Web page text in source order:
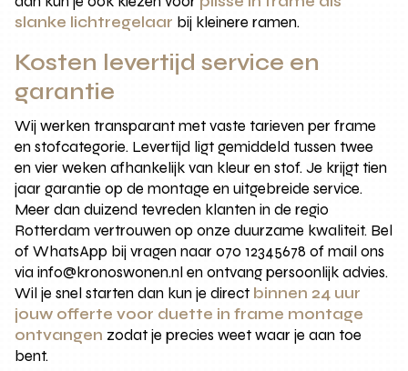
slanke lichtregelaar bij kleinere ramen.
Kosten levertijd service en
garantie
Wij werken transparant met vaste tarieven per frame
en stofcategorie. Levertijd ligt gemiddeld tussen twee
en vier weken afhankelijk van kleur en stof. Je krijgt tien
jaar garantie op de montage en uitgebreide service.
Meer dan duizend tevreden klanten in de regio
Rotterdam vertrouwen op onze duurzame kwaliteit. Bel
of WhatsApp bij vragen naar 070 12345678 of mail ons
via info@kronoswonen.nl en ontvang persoonlijk advies.
Wil je snel starten dan kun je direct binnen 24 uur
jouw offerte voor duette in frame montage
ontvangen zodat je precies weet waar je aan toe
bent.